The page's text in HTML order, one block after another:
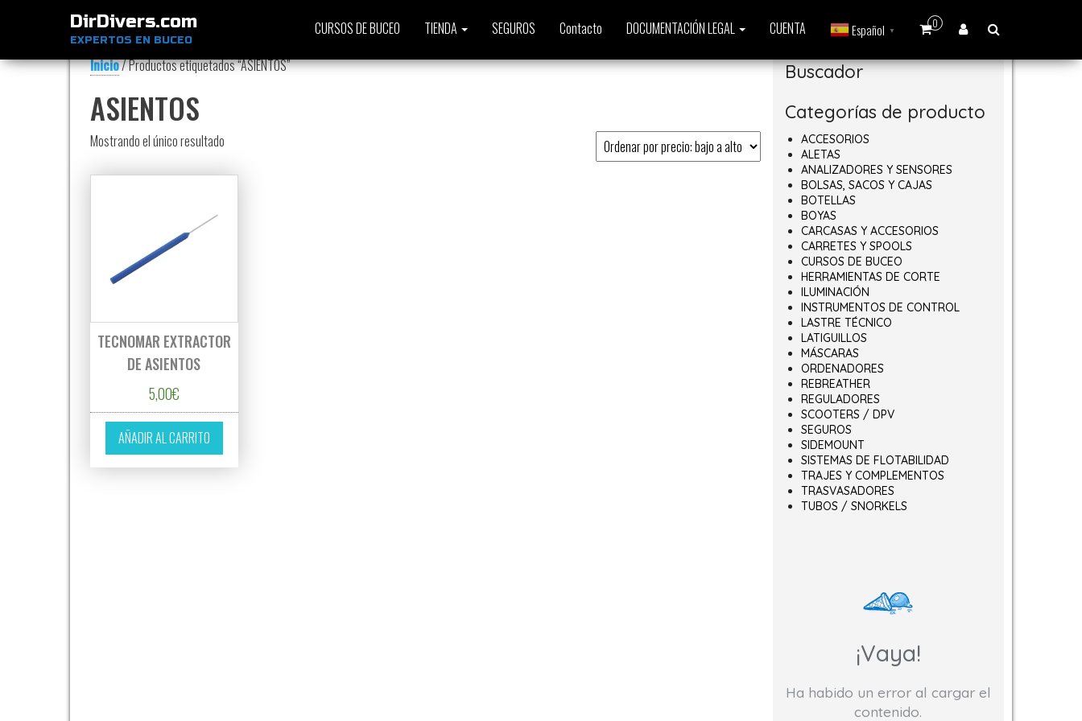
DirDivers.com
EXPERTOS EN BUCEO
0
CURSOS DE BUCEO TIENDA SEGUROS Contacto DOCUMENTACIÓN LEGAL CUENTA Español ▼
Inicio/ Productos etiquetados “ASIENTOS”
ASIENTOS
Mostrando el único resultado
TECNOMAR EXTRACTOR
DE ASIENTOS
5,00€
AÑADIR AL CARRITO
Buscador
Categorías de producto
ACCESORIOS
ALETAS
ANALIZADORES Y SENSORES
BOLSAS, SACOS Y CAJAS
BOTELLAS
BOYAS
CARCASAS Y ACCESORIOS
CARRETES Y SPOOLS
CURSOS DE BUCEO
HERRAMIENTAS DE CORTE
ILUMINACIÓN
INSTRUMENTOS DE CONTROL
LASTRE TÉCNICO
LATIGUILLOS
MÁSCARAS
ORDENADORES
REBREATHER
REGULADORES
SCOOTERS / DPV
SEGUROS
SIDEMOUNT
SISTEMAS DE FLOTABILIDAD
TRAJES Y COMPLEMENTOS
TRASVASADORES
TUBOS / SNORKELS
¡Vaya!
Ha habido un error al cargar el
contenido.